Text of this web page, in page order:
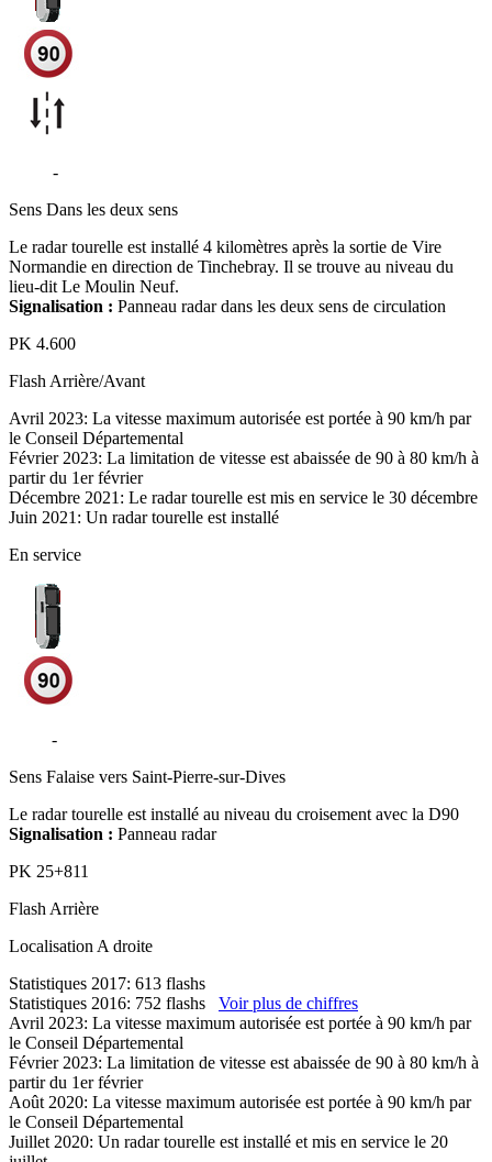
-
Sens Dans les deux sens
Le radar tourelle est installé 4 kilomètres après la sortie de Vire
Normandie en direction de Tinchebray. Il se trouve au niveau du
lieu-dit Le Moulin Neuf.
Signalisation : Panneau radar dans les deux sens de circulation
PK 4.600
Flash Arrière/Avant
Avril 2023: La vitesse maximum autorisée est portée à 90 km/h par
le Conseil Départemental
Février 2023: La limitation de vitesse est abaissée de 90 à 80 km/h à
partir du 1er février
Décembre 2021: Le radar tourelle est mis en service le 30 décembre
Juin 2021: Un radar tourelle est installé
En service
-
Sens Falaise vers Saint-Pierre-sur-Dives
Le radar tourelle est installé au niveau du croisement avec la D90
Signalisation : Panneau radar
PK 25+811
Flash Arrière
Localisation A droite
Statistiques 2017: 613 flashs
Statistiques 2016: 752 flashs Voir plus de chiffres
Avril 2023: La vitesse maximum autorisée est portée à 90 km/h par
le Conseil Départemental
Février 2023: La limitation de vitesse est abaissée de 90 à 80 km/h à
partir du 1er février
Août 2020: La vitesse maximum autorisée est portée à 90 km/h par
le Conseil Départemental
Juillet 2020: Un radar tourelle est installé et mis en service le 20